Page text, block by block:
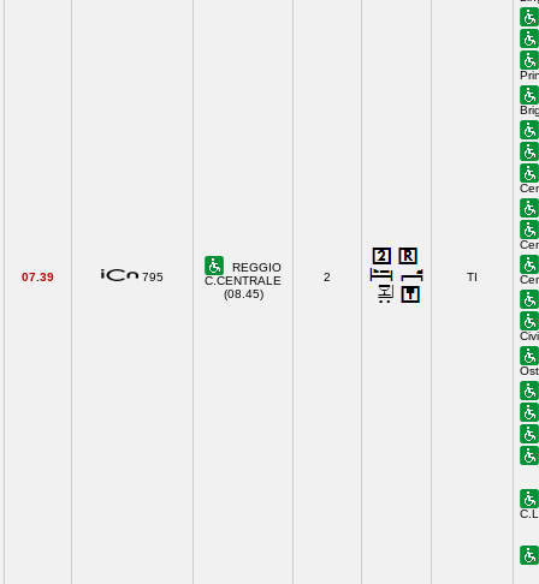
07.39 795
REGGIO
C.CENTRALE
(08.45)
2 TI